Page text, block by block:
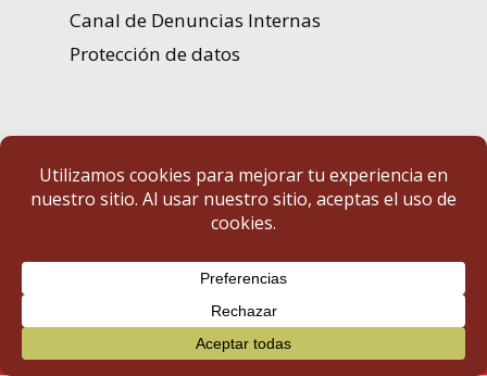
Canal de Denuncias Internas
Protección de datos
Portal de Transparencia | Diputación de Badajoz